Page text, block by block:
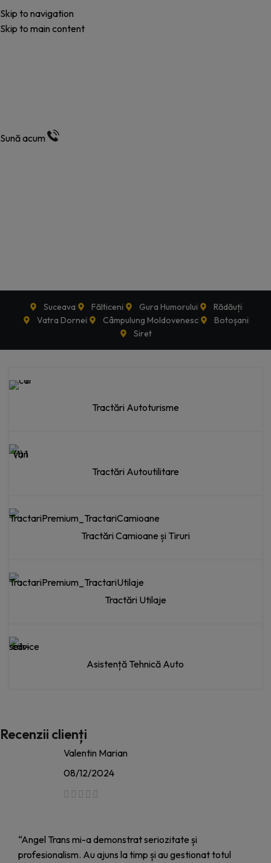
Skip to navigation
Skip to main content
Sună acum
Suceava Fălticeni Gura Humorului
Rădăuți
Vatra Dornei
Câmpulung Moldovenesc
Botoșani
Siret
Tractări Autoturisme
Tractări Autoutilitare
Tractări Camioane și Tiruri
Tractări Utilaje
Asistență Tehnică Auto
Recenzii clienți
Valentin Marian
08/12/2024
“Angel Trans mi-a demonstrat seriozitate și
profesionalism. Au ajuns la timp și au gestionat totul